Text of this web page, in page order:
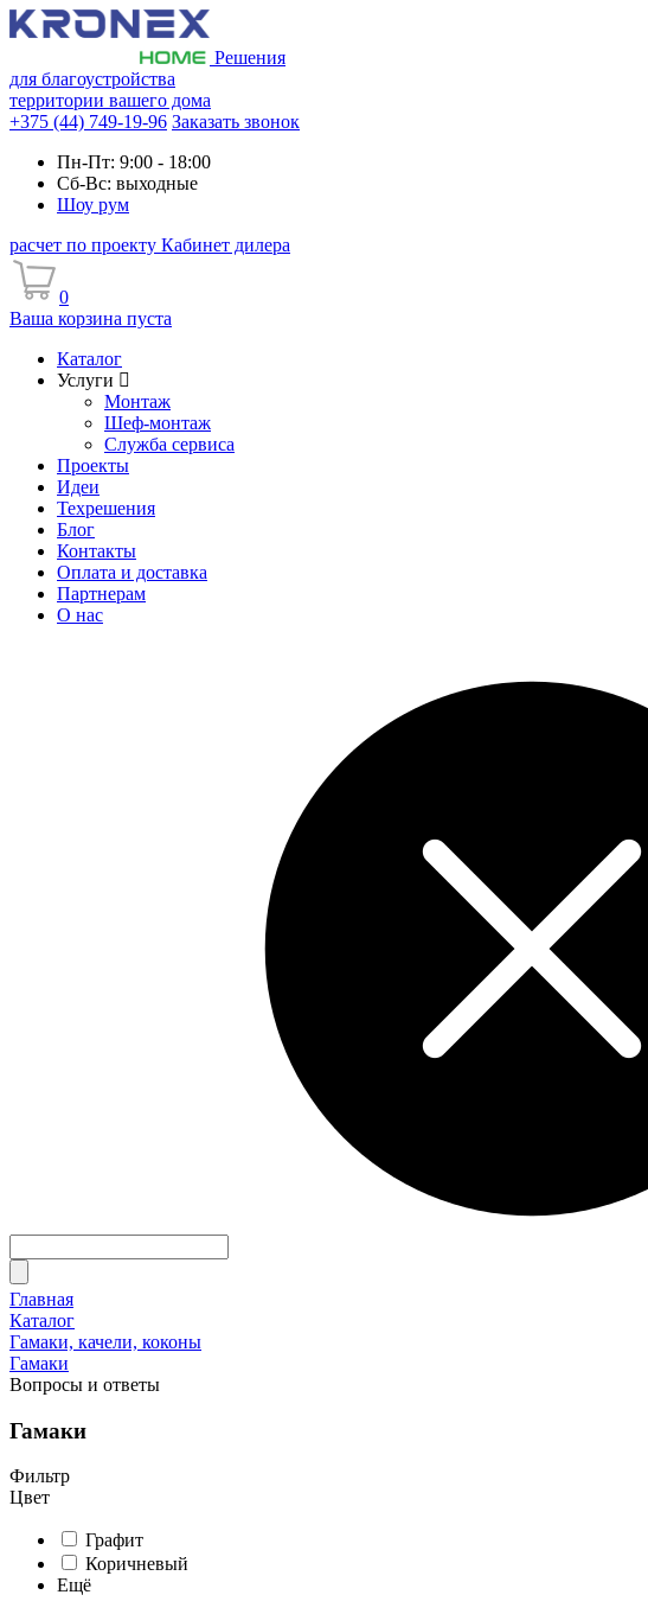
Решения
для благоустройства
территории вашего дома
+375 (44) 749-19-96 Заказать звонок
Пн-Пт: 9:00 - 18:00
Сб-Вс: выходные
Шоу рум
расчет по проекту Кабинет дилера
0
Ваша корзина пуста
Каталог
Услуги
Монтаж
Шеф-монтаж
Служба сервиса
Проекты
Идеи
Техрешения
Блог
Контакты
Оплата и доставка
Партнерам
О нас
Главная
Каталог
Гамаки, качели, коконы
Гамаки
Вопросы и ответы
Гамаки
Фильтр
Цвет
Графит
Коричневый
Ещё